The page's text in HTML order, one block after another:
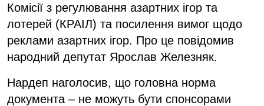
Комісії з регулювання азартних ігор та
лотерей (КРАІЛ) та посилення вимог щодо
реклами азартних ігор. Про це повідомив
народний депутат Ярослав Железняк.
Нардеп наголосив, що головна норма
документа – не можуть бути спонсорами